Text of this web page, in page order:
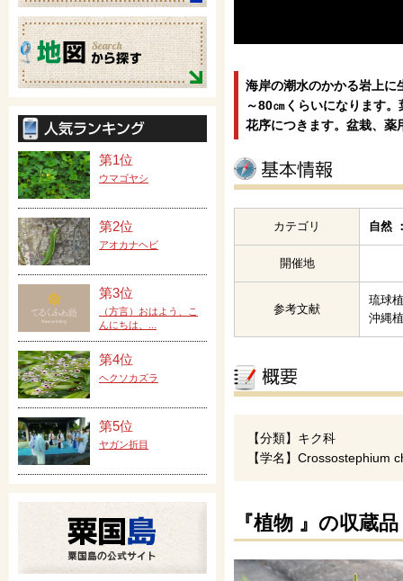
海岸の潮水のかかる岩上に
～80㎝くらいになります
花序につきます。盆栽、薬
カテゴリ 自然
開催地
参考文献
琉球
沖縄
【分類】キク科
【学名】Crossostephium
『植物 』の収蔵品
第1位
ウマゴヤシ
第2位
アオカナヘビ
第3位
（方言）おはよう、こ
んにちは、...
第4位
ヘクソカズラ
第5位
ヤガン折目